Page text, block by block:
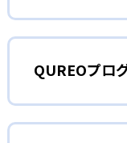
1
QUREOプログ
ズ!』が小学館
どもが夢中に
QUREOプロ